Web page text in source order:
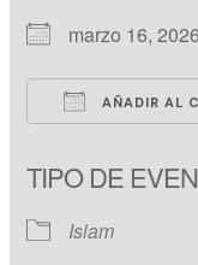
marzo 16, 2026
AÑADIR AL
TIPO DE
Islam